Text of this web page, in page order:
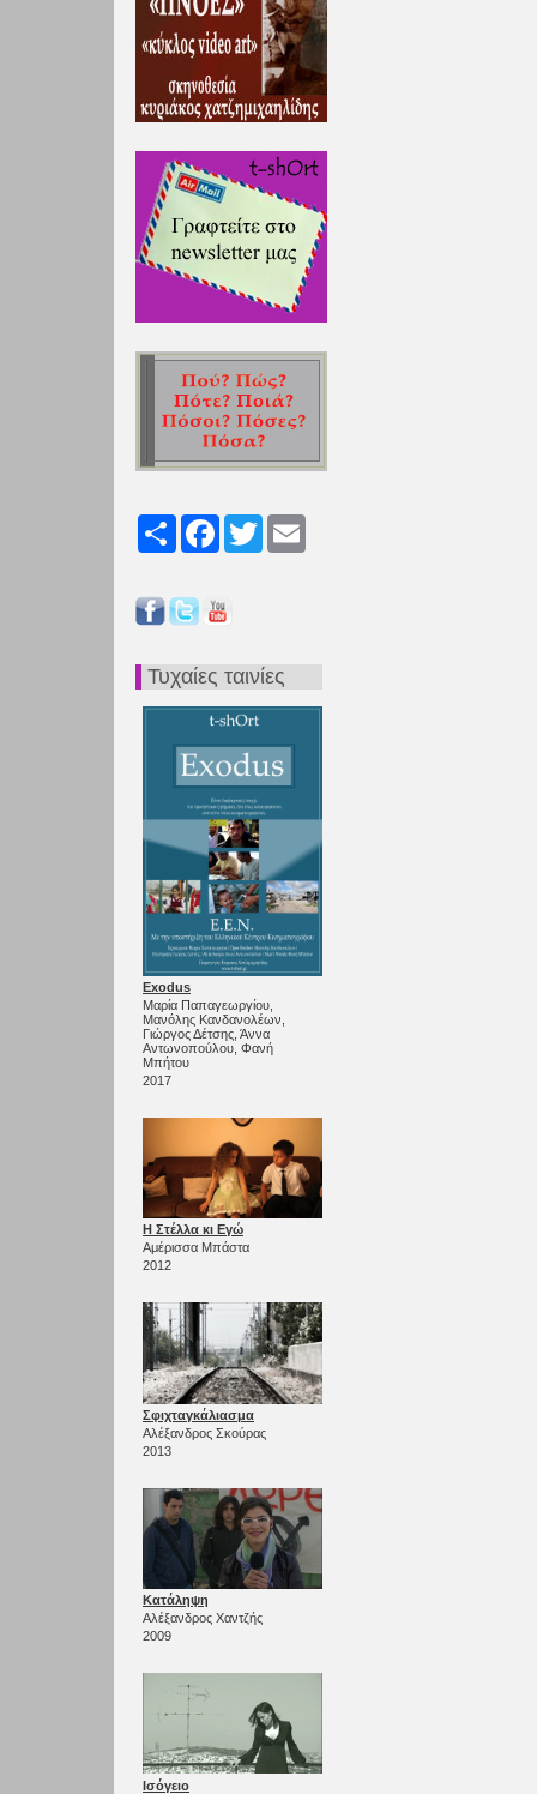
Share FacebookTwitter
Τυχαίες ταινίες
Exodus
Μαρία Παπαγεωργίου,
Μανόλης Κανδανολέων,
Γιώργος Δέτσης, Άννα
Αντωνοπούλου, Φανή
Μπήτου
2017
Η Στέλλα κι Εγώ
Αμέρισσα Μπάστα
2012
Σφιχταγκάλιασμα
Αλέξανδρος Σκούρας
2013
Κατάληψη
Αλέξανδρος Χαντζής
2009
Ισόγειο